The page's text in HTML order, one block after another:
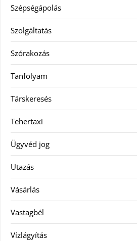
Szépségápolás
Szolgáltatás
Szórakozás
Tanfolyam
Társkeresés
Tehertaxi
Ügyvéd jog
Utazás
Vásárlás
Vastagbél
Vízlágyítás